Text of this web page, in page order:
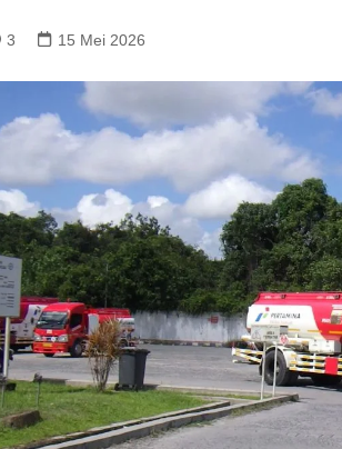
Pemkab Kotim
Pemkab Lamandau
Pemkab Murung Raya
Pemkab Pulang Pisau
Pemkab Seruyan
Pemkab Sukamara
DPRD Kotawaringin
DPRD Lamandau
DPRD Murung Raya
DPRD Pulang Pisau
DPRD Seruyan
DPRD Sukamara
3 15 Mei 2026